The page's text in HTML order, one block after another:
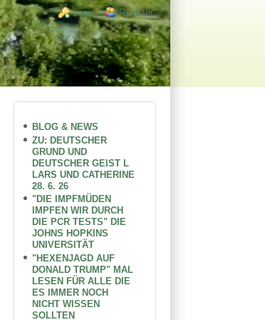
Login links
Login Register
BLOG & NEWS
ZU: DEUTSCHER
GRUND UND
DEUTSCHER GEIST L
LARS UND CATHERINE
28. 6. 26
"DIE IMPFMÜDEN
IMPFEN WIR DURCH
DIE PCR TESTS" DIE
JOHNS HOPKINS
UNIVERSITÄT
"HEXENJAGD AUF
DONALD TRUMP" MAL
LESEN FÜR ALLE DIE
ES IMMER NOCH
NICHT WISSEN
SOLLTEN